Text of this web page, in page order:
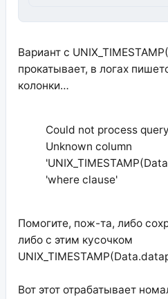
Вариант с
прокатывает, в логах
колонки…
Could not process
Unknown column
'where clause'
Помогите, пож-та, либо
либо с этим кусочком
Вот этот отрабатывает